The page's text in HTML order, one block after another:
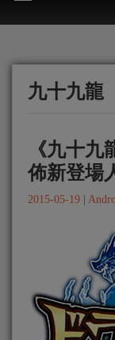
九十九龍
《九十
佈新登場
2015-05-19